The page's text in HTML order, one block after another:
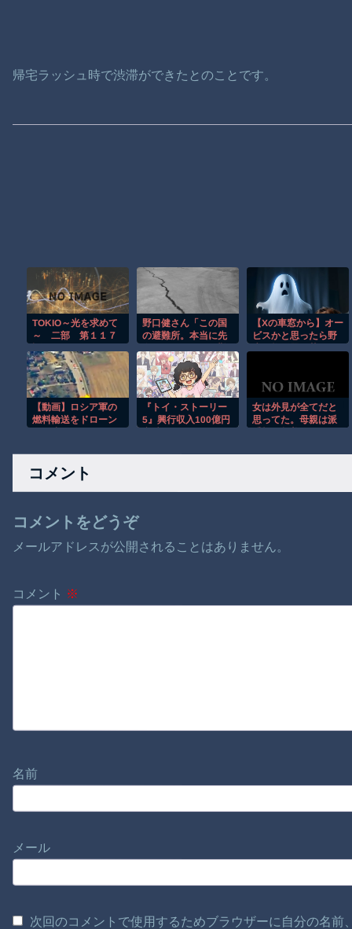
帰宅ラッシュ時で渋滞ができたとのことです。
TOKIO～光を求めて
～ 二部 第１１７
野口健さん「この国
の避難所。本当に先
民キャンプ以下と言
われてる」
【Xの車窓から】オー
ビスかと思ったら野
【動画】ロシア軍の
燃料輸送をドローン
『トイ・ストーリー
5』興行収入100億円
記録に
女は外見が全てだと
思ってた。母親は派
ないし鼻も高くな
親が口癖のように言
コメント
コメントをどうぞ
メールアドレスが公開されることはありません。
コメント ※
名前
メール
次回のコメントで使用するためブラウザーに自分の名